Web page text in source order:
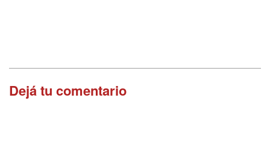
Dejá tu comentario